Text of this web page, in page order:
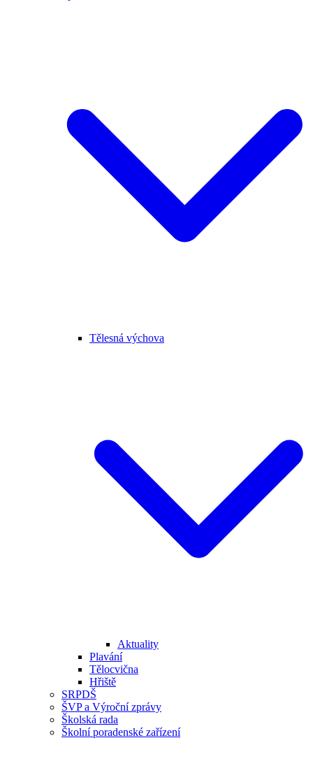
Tělesná výchova
Aktuality
Plavání
Tělocvična
Hřiště
SRPDŠ
ŠVP a Výroční zprávy
Školská rada
Školní poradenské zařízení